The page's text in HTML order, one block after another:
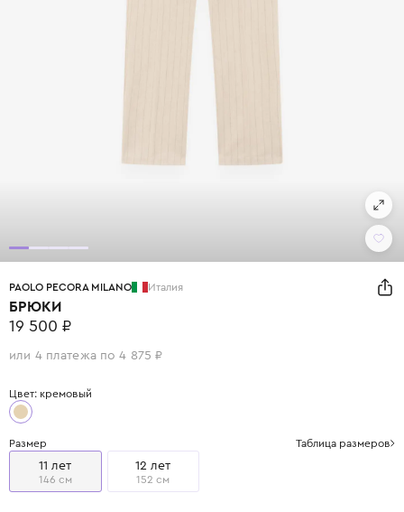
PAOLO PECORA MILANO Италия
БРЮКИ
19 500 ₽
или 4 платежа по 4 875 ₽
Цвет: кремовый
Размер Таблица размеров
11 лет
146 см
12 лет
152 см